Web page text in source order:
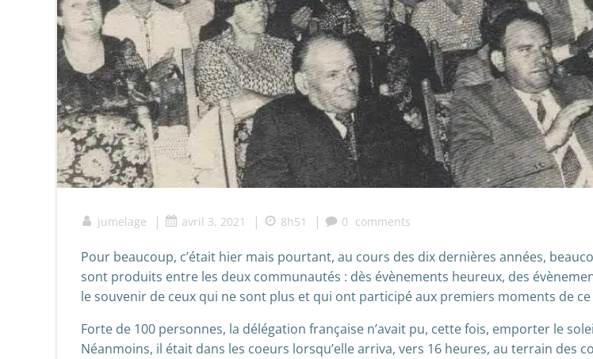
jumelage | avril 3, 2021 | 8h51 | 0 comments
Pour beaucoup, c’était hier mais pourtant, au cours des dix dernières années,
sont produits entre les deux communautés : dès évènements heureux, des
le souvenir de ceux qui ne sont plus et qui ont participé aux premiers moments de ce
Forte de 100 personnes, la délégation française n’avait pu, cette fois, emporter le
Néanmoins, il était dans les coeurs lorsqu’elle arriva, vers 16 heures, au terrain des